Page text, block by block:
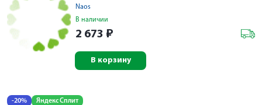
Naos
В наличии
2 673 ₽
В корзину
-20% Яндекс Сплит